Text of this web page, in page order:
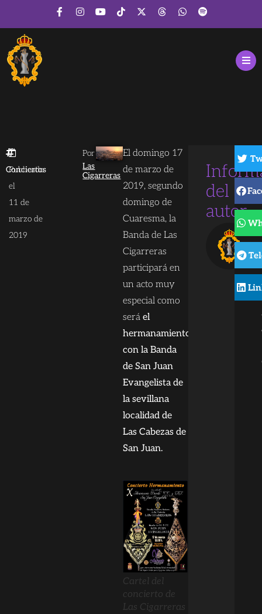
Conciertos
Publicado
el
11 de
marzo de
2019
Por
Las
Cigarreras
El domingo 17
de marzo de
2019, segundo
domingo de
Cuaresma, la
Banda de Las
Cigarreras
participará en
un acto muy
especial como
será el
hermanamiento
con la Banda
de San Juan
Evangelista de
la sevillana
localidad de
Las Cabezas de
San Juan.
Cartel del
concierto de
Las Cigarreras
del
autor